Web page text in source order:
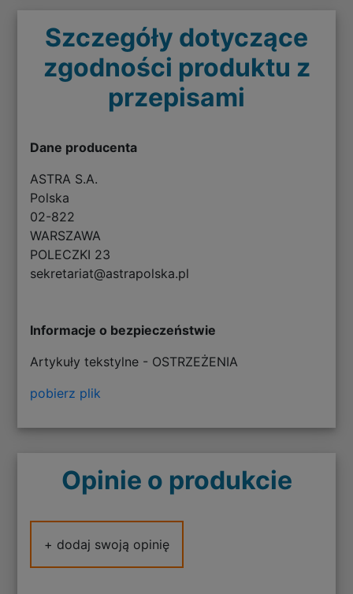
Szczegóły dotyczące
zgodności produktu z
przepisami
Dane producenta
ASTRA S.A.
Polska
02-822
WARSZAWA
POLECZKI 23
sekretariat@astrapolska.pl
Informacje o bezpieczeństwie
Artykuły tekstylne - OSTRZEŻENIA
pobierz plik
Opinie o produkcie
+ dodaj swoją opinię